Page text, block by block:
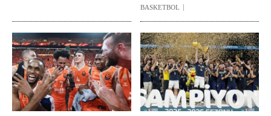
BASKETBOL